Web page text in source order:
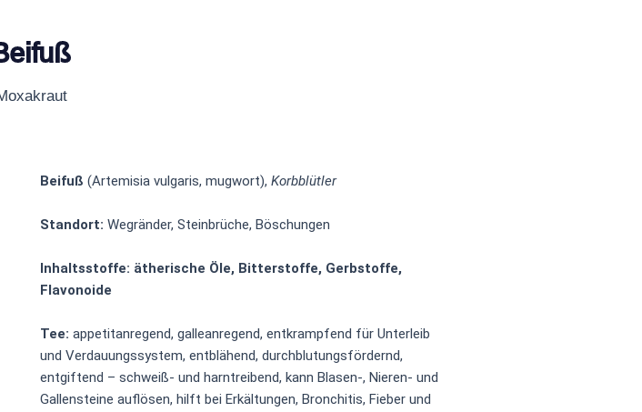
Beifuß (Artemisia vulgaris, mugwort), Korbblütler
Standort: Wegränder, Steinbrüche, Böschungen
Inhaltsstoffe: ätherische Öle, Bitterstoffe, Gerbstoffe,
Flavonoide
Tee: appetitanregend, galleanregend, entkrampfend für Unterleib
und Verdauungssystem, entblähend, durchblutungsfördernd,
entgiftend – schweiß- und harntreibend, kann Blasen-, Nieren- und
Gallensteine auflösen, hilft bei Erkältungen, Bronchitis, Fieber und